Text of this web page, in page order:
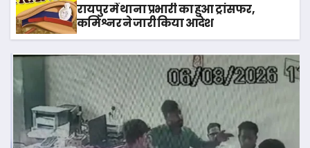
रायपुर में थाना प्रभारी का हुआ ट्रांसफर,
कमिश्नर ने जारी किया आदेश